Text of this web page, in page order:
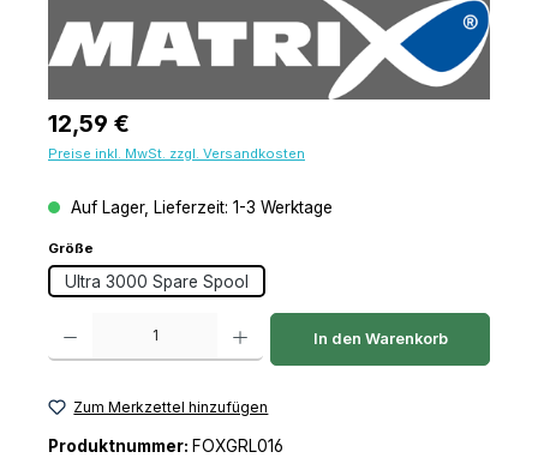
Regulärer Preis:
12,59 €
Preise inkl. MwSt. zzgl. Versandkosten
Auf Lager, Lieferzeit: 1-3 Werktage
Größe
Ultra 3000 Spare Spool
Produkt Anzahl: Gib den gewünschten Wert ein oder benutze die
In den Warenkorb
Zum Merkzettel hinzufügen
Produktnummer: FOXGRL016